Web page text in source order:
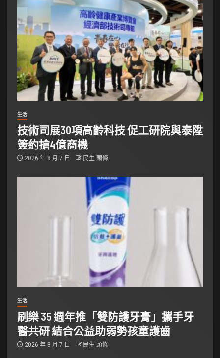
生活
技術司展30項高齡科技 促工研院與泰陞
簽約搶4億商機
2026 年 8 月 7 日 民生 頭條
生活
刷樂 35 週年推「雙防護牙膏」攜手牙
醫共研 結合公益助弱勢孩童護齒
2026 年 8 月 7 日 民生 頭條